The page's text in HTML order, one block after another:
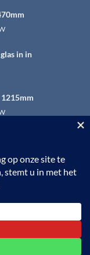
in in
van HTI-RVS |
| NL95
EYE-